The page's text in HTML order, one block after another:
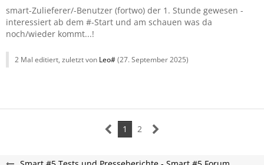
smart-Zulieferer/-Benutzer (fortwo) der 1. Stunde gewesen -
interessiert ab dem #-Start und am schauen was da
noch/wieder kommt...!
2 Mal editiert, zuletzt von Leo#(27. September 2025)
1 2